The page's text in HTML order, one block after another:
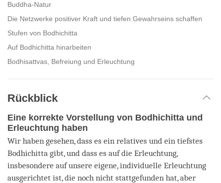
Buddha-Natur
Die Netzwerke positiver Kraft und tiefen Gewahrseins schaffen
Stufen von Bodhichitta
Auf Bodhichitta hinarbeiten
Bodhisattvas, Befreiung und Erleuchtung
Rückblick
Eine korrekte Vorstellung von Bodhichitta und
Erleuchtung haben
Wir haben gesehen, dass es ein relatives und ein tiefstes
Bodhichitta gibt, und dass es auf die Erleuchtung,
insbesondere auf unsere eigene, individuelle Erleuchtung
ausgerichtet ist, die noch nicht stattgefunden hat, aber